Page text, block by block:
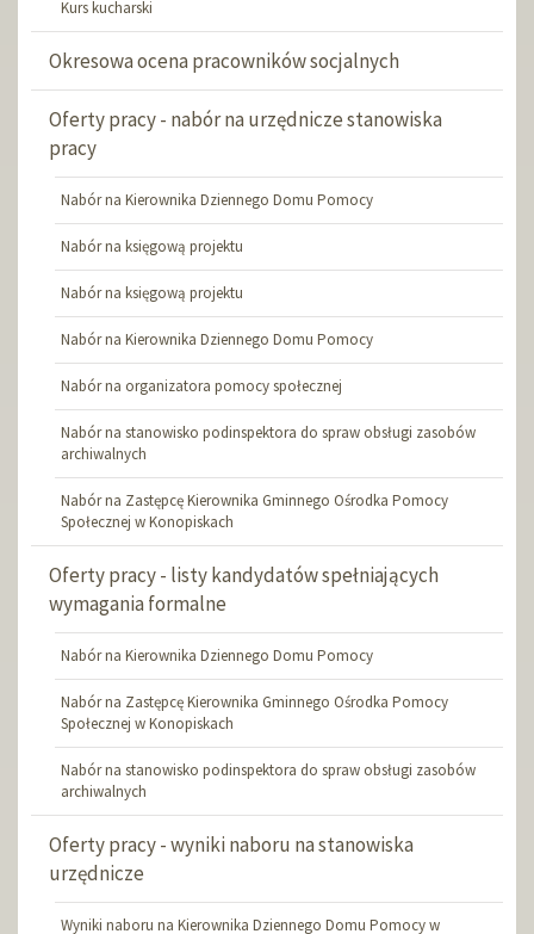
Kurs kucharski
Okresowa ocena pracowników socjalnych
Oferty pracy - nabór na urzędnicze stanowiska
pracy
Nabór na Kierownika Dziennego Domu Pomocy
Nabór na księgową projektu
Nabór na księgową projektu
Nabór na Kierownika Dziennego Domu Pomocy
Nabór na organizatora pomocy społecznej
Nabór na stanowisko podinspektora do spraw obsługi zasobów
archiwalnych
Nabór na Zastępcę Kierownika Gminnego Ośrodka Pomocy
Społecznej w Konopiskach
Oferty pracy - listy kandydatów spełniających
wymagania formalne
Nabór na Kierownika Dziennego Domu Pomocy
Nabór na Zastępcę Kierownika Gminnego Ośrodka Pomocy
Społecznej w Konopiskach
Nabór na stanowisko podinspektora do spraw obsługi zasobów
archiwalnych
Oferty pracy - wyniki naboru na stanowiska
urzędnicze
Wyniki naboru na Kierownika Dziennego Domu Pomocy w